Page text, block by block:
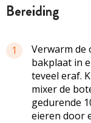
bereiding
1
Verwarm de
bakplaat in
teveel eraf.
mixer de
gedurende
eieren door